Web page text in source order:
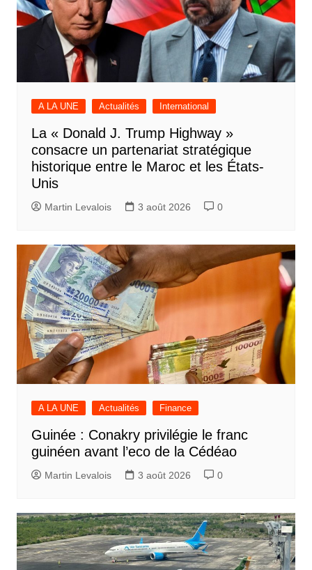
A LA UNE Actualités International
La « Donald J. Trump Highway »
consacre un partenariat stratégique
historique entre le Maroc et les États-
Unis
Martin Levalois 3 août 2026 0
A LA UNE Actualités Finance
Guinée : Conakry privilégie le franc
guinéen avant l’eco de la Cédéao
Martin Levalois 3 août 2026 0